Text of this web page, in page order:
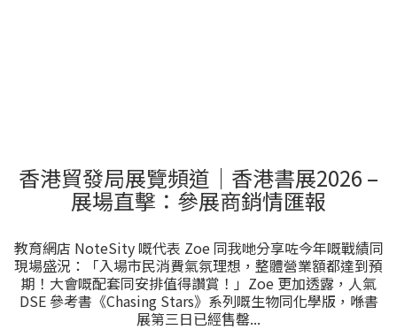
香港貿發局展覽頻道｜香港書展2026 –
展場直擊：參展商銷情匯報
教育網店 NoteSity 嘅代表 Zoe 同我哋分享咗今年嘅戰績同
現場盛況：「入場市民消費氣氛理想，整體營業額都達到預
期！大會嘅配套同安排值得讚賞！」Zoe 更加透露，人氣
DSE 參考書《Chasing Stars》系列嘅生物同化學版，喺書
展第三日已經售罄...